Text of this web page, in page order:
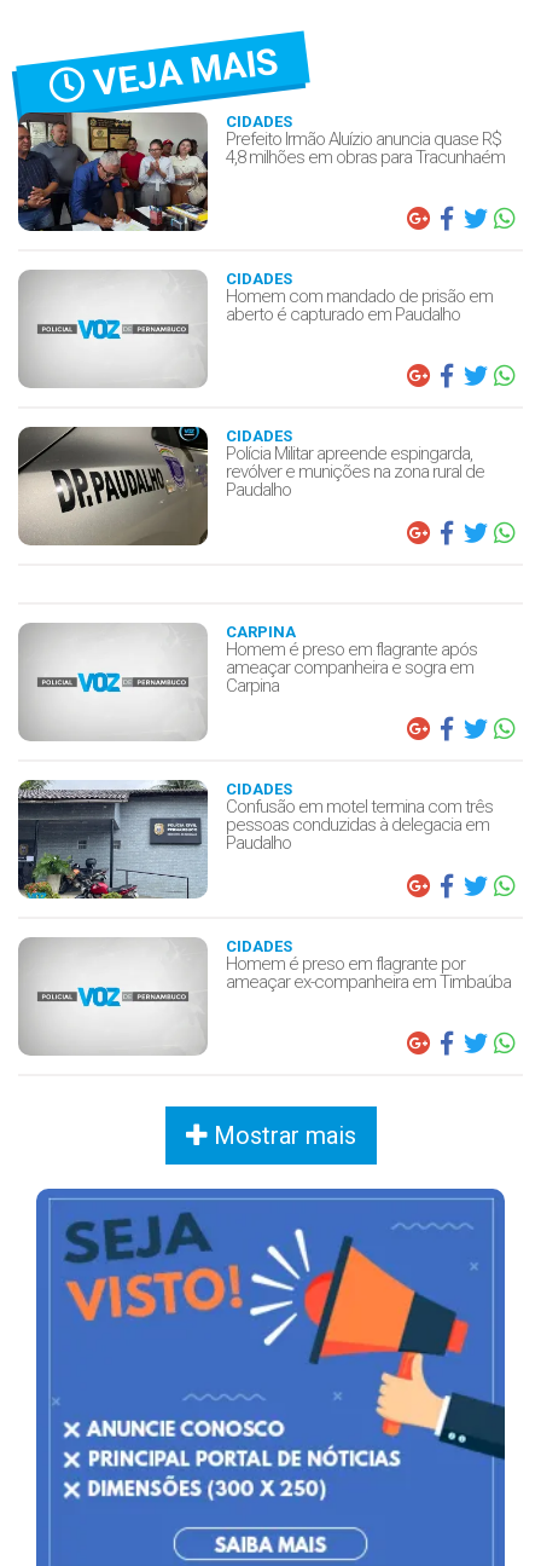
VEJA MAIS
CIDADES
Prefeito Irmão Aluízio anuncia quase R$
4,8 milhões em obras para Tracunhaém
CIDADES
Homem com mandado de prisão em
aberto é capturado em Paudalho
CIDADES
Polícia Militar apreende espingarda,
revólver e munições na zona rural de
Paudalho
CARPINA
Homem é preso em flagrante após
ameaçar companheira e sogra em
Carpina
CIDADES
Confusão em motel termina com três
pessoas conduzidas à delegacia em
Paudalho
CIDADES
Homem é preso em flagrante por
ameaçar ex-companheira em Timbaúba
Mostrar mais